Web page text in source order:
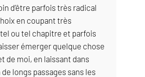
d’être parfois très radical
en coupant très
ou tel chapitre et parfois
émerger quelque chose
de moi, en laissant dans
de longs passages sans les